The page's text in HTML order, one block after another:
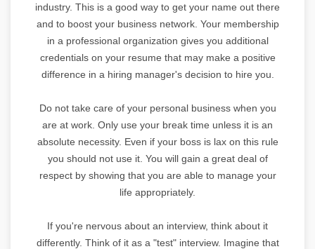
industry. This is a good way to get your name out there
and to boost your business network. Your membership
in a professional organization gives you additional
credentials on your resume that may make a positive
difference in a hiring manager's decision to hire you.
Do not take care of your personal business when you
are at work. Only use your break time unless it is an
absolute necessity. Even if your boss is lax on this rule
you should not use it. You will gain a great deal of
respect by showing that you are able to manage your
life appropriately.
If you're nervous about an interview, think about it
differently. Think of it as a "test" interview. Imagine that